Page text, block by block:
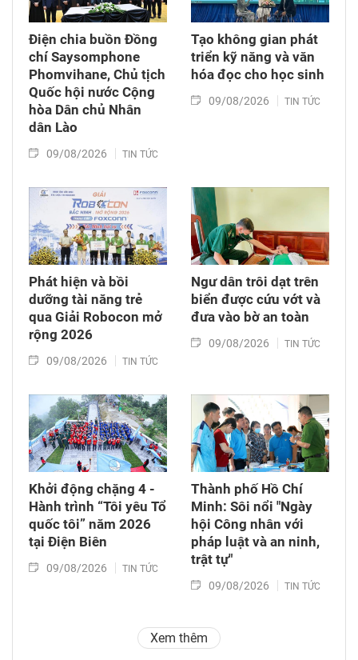
Điện chia buồn Đồng
chí Saysomphone
Phomvihane, Chủ tịch
Quốc hội nước Cộng
hòa Dân chủ Nhân
dân Lào
09/08/2026 TIN TỨC
Tạo không gian phát
triển kỹ năng và văn
hóa đọc cho học sinh
09/08/2026 TIN TỨC
Phát hiện và bồi
dưỡng tài năng trẻ
qua Giải Robocon mở
rộng 2026
09/08/2026 TIN TỨC
Ngư dân trôi dạt trên
biển được cứu vớt và
đưa vào bờ an toàn
09/08/2026 TIN TỨC
Khởi động chặng 4 -
Hành trình “Tôi yêu Tổ
quốc tôi” năm 2026
tại Điện Biên
09/08/2026 TIN TỨC
Thành phố Hồ Chí
Minh: Sôi nổi "Ngày
hội Công nhân với
pháp luật và an ninh,
trật tự"
09/08/2026 TIN TỨC
Xem thêm